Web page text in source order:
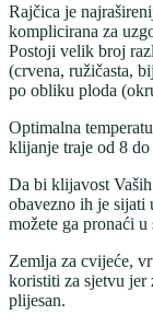
Rajčica je
komplicirana za
Postoji velik broj
(crvena, ružičasta,
po obliku ploda
Optimalna
klijanje traje od 8 do
Da bi klijavost
obavezno ih je sijati
možete ga pronaći
Zemlja za cvijeće,
koristiti za sjetvu jer
plijesan.